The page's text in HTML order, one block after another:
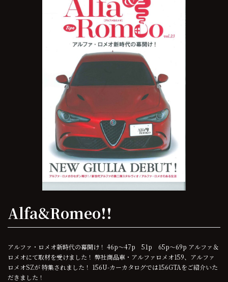
Alfa&Romeo!!
アルファ・ロメオ新時代の幕開け！ 46p～47p 51p 65p～69p アルファ＆
ロメオにて取材を受けました！ 弊社商品車・アルファロメオ159、アルファ
ロメオSZが 特集されました！ 156U-カーカタログでは156GTAをご紹介いた
だきました！